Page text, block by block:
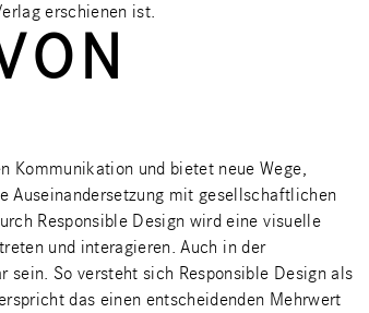
erschienen ist.
Kommunikation und bietet neue Wege,
Auseinandersetzung mit gesellschaftlichen
Responsible Design wird eine visuelle
und interagieren. Auch in der
So versteht sich Responsible Design als
das einen entscheidenden Mehrwert